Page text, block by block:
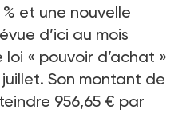
% et une nouvelle
d’ici au mois
loi « pouvoir d’achat »
Son montant de
956,65 € par